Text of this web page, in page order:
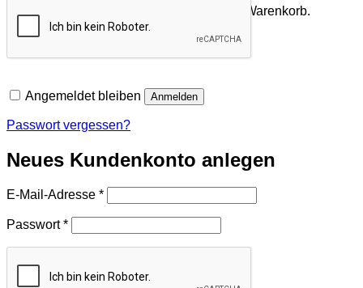
Es befinden sich keine Produkte im Warenkorb.
Zurück zum Shop
Angemeldet bleiben Anmelden
Passwort vergessen?
Neues Kundenkonto anlegen
E-Mail-Adresse *Erforderlich
Passwort*Erforderlich